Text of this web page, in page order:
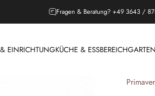
Outdoor Saison, Lounges jetzt
EINRICHTUNGKÜCHE & ESSBEREICH